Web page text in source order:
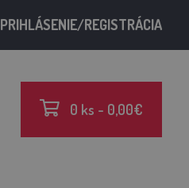
PRIHLÁSENIE/REGISTRÁCIA
0 ks - 0,00€